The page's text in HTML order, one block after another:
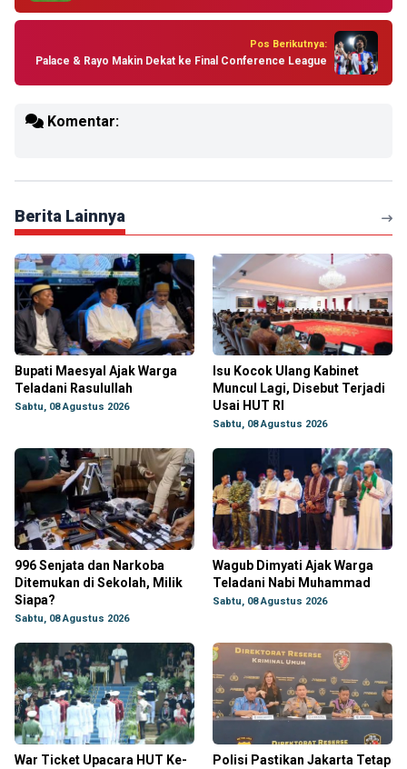
Pos Berikutnya:
Palace & Rayo Makin Dekat ke Final Conference League
Komentar:
Berita Lainnya
Bupati Maesyal Ajak Warga
Teladani Rasulullah
Sabtu, 08 Agustus 2026
Isu Kocok Ulang Kabinet
Muncul Lagi, Disebut Terjadi
Usai HUT RI
Sabtu, 08 Agustus 2026
996 Senjata dan Narkoba
Ditemukan di Sekolah, Milik
Siapa?
Sabtu, 08 Agustus 2026
Wagub Dimyati Ajak Warga
Teladani Nabi Muhammad
Sabtu, 08 Agustus 2026
War Ticket Upacara HUT Ke- Polisi Pastikan Jakarta Tetap